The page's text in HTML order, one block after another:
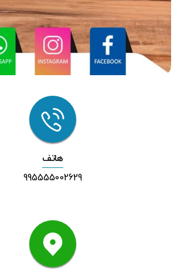
هاتف
995555002629